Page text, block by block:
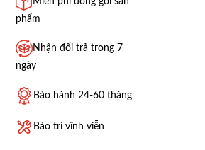
phẩm
Nhận đổi trả trong 7
ngày
Bảo hành 24-60 tháng
Bảo trì vĩnh viễn